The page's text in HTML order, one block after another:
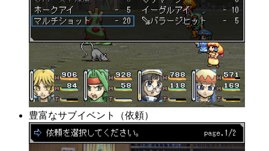
豊富なサブイベント（依頼）